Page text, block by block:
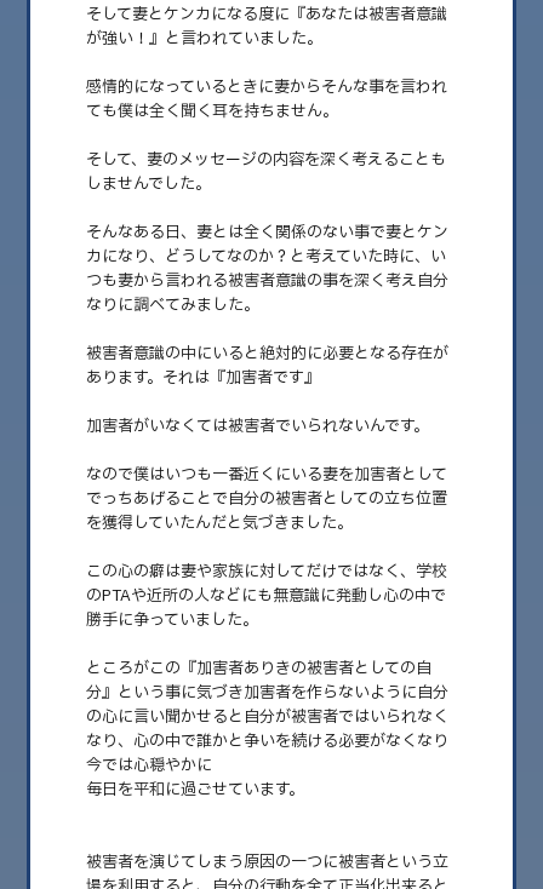
2025.03.23
こんにちは！ももい接骨院・整体院の百井和浩です。 今日は僕の失敗談
2026.08
2026.07
2026.06
2026.05
2026.04
2026.03
2026.01
2025.12
2025.11
2025.09
そして妻とケンカになる度に『あなたは被害者意識
が強い！』と言われていました。
感情的になっているときに妻からそんな事を言われ
ても僕は全く聞く耳を持ちません。
そして、妻のメッセージの内容を深く考えることも
しませんでした。
そんなある日、妻とは全く関係のない事で妻とケン
カになり、どうしてなのか？と考えていた時に、い
つも妻から言われる被害者意識の事を深く考え自分
なりに調べてみました。
被害者意識の中にいると絶対的に必要となる存在が
あります。それは『加害者です』
加害者がいなくては被害者でいられないんです。
なので僕はいつも一番近くにいる妻を加害者として
でっちあげることで自分の被害者としての立ち位置
を獲得していたんだと気づきました。
この心の癖は妻や家族に対してだけではなく、学校
のPTAや近所の人などにも無意識に発動し心の中で
勝手に争っていました。
ところがこの『加害者ありきの被害者としての自
分』という事に気づき加害者を作らないように自分
の心に言い聞かせると自分が被害者ではいられなく
なり、心の中で誰かと争いを続ける必要がなくなり
今では心穏やかに
毎日を平和に過ごせています。
被害者を演じてしまう原因の一つに被害者という立